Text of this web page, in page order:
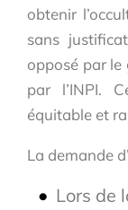
obtenir
sans
opposé par
par l’INPI.
équitable et
La demande
Lors de